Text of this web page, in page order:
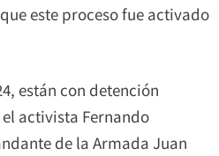
este proceso fue activado
están con detención
activista Fernando
de la Armada Juan